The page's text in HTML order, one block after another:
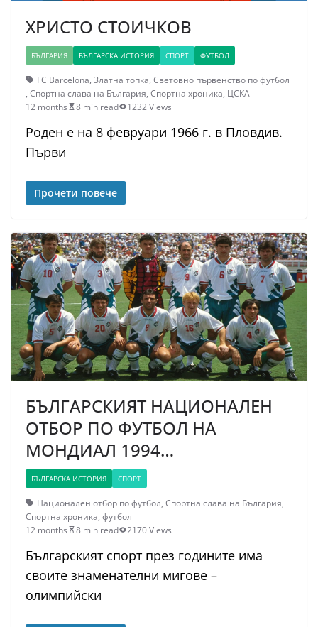
ХРИСТО СТОИЧКОВ
БЪЛГАРИЯ БЪЛГАРСКА ИСТОРИЯ СПОРТ ФУТБОЛ
FC Barcelona, Златна топка, Световно първенство по футбол
, Спортна слава на България, Спортна хроника, ЦСКА
12 months
8 min read 1232 Views
Роден е на 8 февруари 1966 г. в Пловдив.
Първи
Прочети повече
БЪЛГАРСКИЯТ НАЦИОНАЛЕН
ОТБОР ПО ФУТБОЛ НА
МОНДИАЛ 1994…
БЪЛГАРСКА ИСТОРИЯ СПОРТ
Национален отбор по футбол, Спортна слава на България,
Спортна хроника, футбол
12 months
8 min read 2170 Views
Българският спорт през годините има
своите знаменателни мигове –
олимпийски